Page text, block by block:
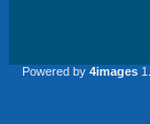
Powered by 4images